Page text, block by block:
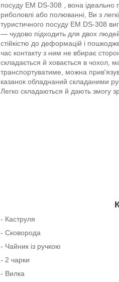
посуду EM DS-308 , вона ідеально
риболовлі або полюванні, Ви з
туристичного посуду EM DS-308
— чудово підходить для двох
стійкістю до деформацій і
час контакту з ним не вбирає
складається й ховається в чохол,
транспортуватиме, можна
казанок обладнаний складаними
Легко складаються й дають змогу
- Каструля
- Сковорода
- Чайник із ручкою
- 2 чарки
- Вилка